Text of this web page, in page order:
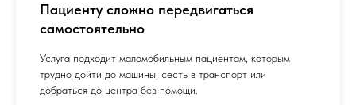
Пациенту сложно передвигаться
самостоятельно
Услуга подходит маломобильным пациентам, которым
трудно дойти до машины, сесть в транспорт или
добраться до центра без помощи.